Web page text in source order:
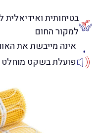
בטיחותית
למקור החום
אינה מייבשת את
פועלת בשקט מוחלט